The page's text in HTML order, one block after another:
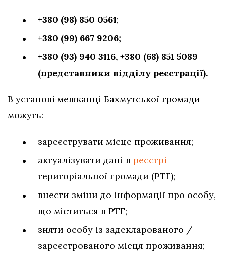
+380 (98) 850 0561;
+380 (99) 667 9206;
+380 (93) 940 3116, +380 (68) 851 5089
(представники відділу реєстрації).
В установі мешканці Бахмутської громади
можуть:
зареєструвати місце проживання;
актуалізувати дані в реєстрі
територіальної громади (РТГ);
внести зміни до інформації про особу,
що міститься в РТГ;
зняти особу із задекларованого /
зареєстрованого місця проживання;